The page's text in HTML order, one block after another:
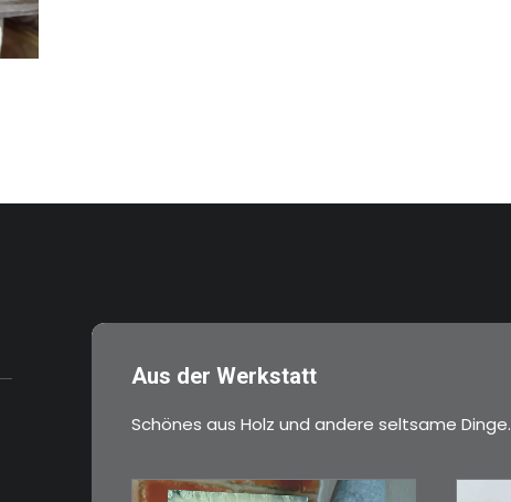
Aus der Werkstatt
Schönes aus Holz und andere seltsame Dinge.